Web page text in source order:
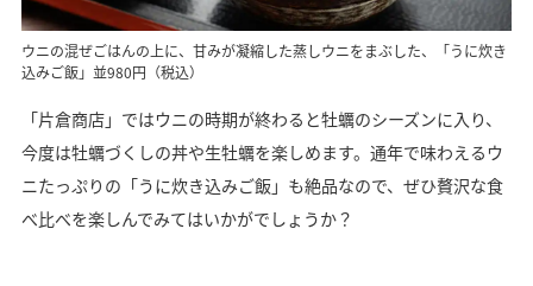
ウニの混ぜごはんの上に、甘みが凝縮した蒸しウニをまぶした、「うに炊き
込みご飯」並980円（税込）
「片倉商店」ではウニの時期が終わると牡蠣のシーズンに入り、
今度は牡蠣づくしの丼や生牡蠣を楽しめます。通年で味わえるウ
ニたっぷりの「うに炊き込みご飯」も絶品なので、ぜひ贅沢な食
べ比べを楽しんでみてはいかがでしょうか？